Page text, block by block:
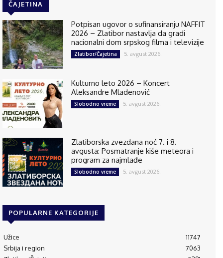
ČAJETINA
Potpisan ugovor o sufinansiranju NAFFIT
2026 – Zlatibor nastavlja da gradi
nacionalni dom srpskog filma i televizije
Zlatibor/Čajetina 5. avgust 2026.
Kulturno leto 2026 – Koncert
Aleksandre Mladenović
Slobodno vreme 5. avgust 2026.
Zlatiborska zvezdana noć 7. i 8.
avgusta: Posmatranje kiše meteora i
program za najmlađe
Slobodno vreme 5. avgust 2026.
POPULARNE KATEGORIJE
Užice
11747
Srbija i region
7063